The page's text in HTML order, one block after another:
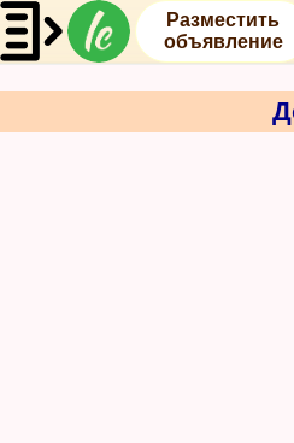
Разместить
объявление